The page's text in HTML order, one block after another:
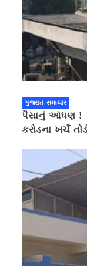
ગુજરાત સમાચાર
પૈસાનું આંધણ !
કરોડના ખર્ચે